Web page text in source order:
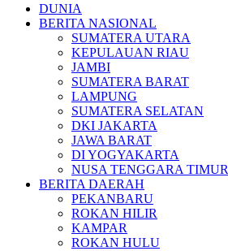
DUNIA
BERITA NASIONAL
SUMATERA UTARA
KEPULAUAN RIAU
JAMBI
SUMATERA BARAT
LAMPUNG
SUMATERA SELATAN
DKI JAKARTA
JAWA BARAT
DI YOGYAKARTA
NUSA TENGGARA TIMUR
BERITA DAERAH
PEKANBARU
ROKAN HILIR
KAMPAR
ROKAN HULU